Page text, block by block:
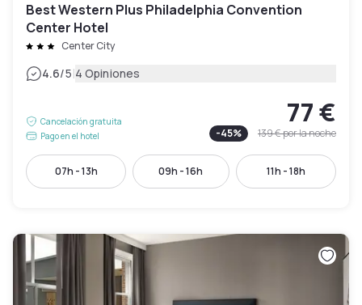
Best Western Plus Philadelphia Convention
Center Hotel
Center City
4.6/5|4 Opiniones
Cancelación gratuita
Pago en el hotel
77 €
-45% 139 €por la noche
07h - 13h 09h - 16h 11h - 18h